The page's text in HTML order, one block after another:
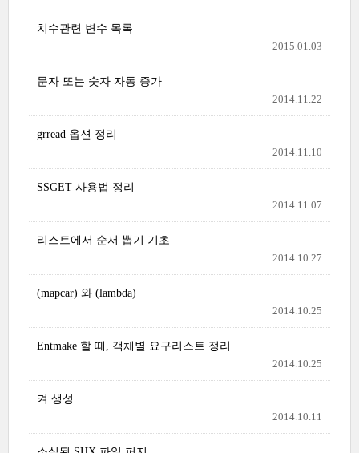
치수관련 변수 목록
2015.01.03
문자 또는 숫자 자동 증가
2014.11.22
grread 옵션 정리
2014.11.10
SSGET 사용법 정리
2014.11.07
리스트에서 순서 뽑기 기초
2014.10.27
(mapcar) 와 (lambda)
2014.10.25
Entmake 할 때, 객체별 요구리스트 정리
2014.10.25
켜 생성
2014.10.11